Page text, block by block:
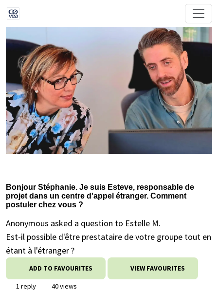
Bonjour Stéphanie. Je suis Esteve, responsable de
projet dans un centre d'appel étranger. Comment
postuler chez vous ?
Anonymous asked a question to Estelle M.
Est-il possible d'être prestataire de votre groupe tout en
étant à l'étranger ?
ADD TO FAVOURITES VIEW FAVOURITES
1 reply
40 views